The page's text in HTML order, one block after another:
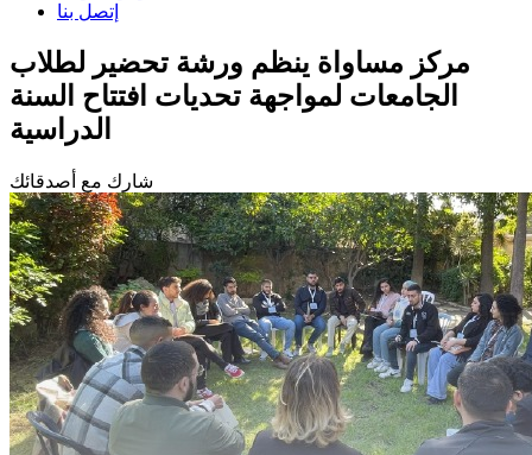
إتصل بنا
مركز مساواة ينظم ورشة تحضير لطلاب
الجامعات لمواجهة تحديات افتتاح السنة
الدراسية
شارك مع أصدقائك